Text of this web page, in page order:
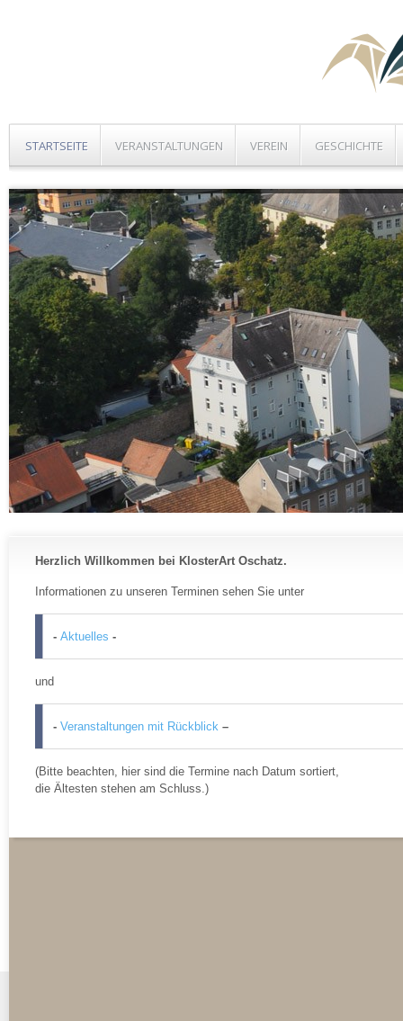
STARTSEITE VERANSTALTUNGEN VEREIN GESCHICHTE
Herzlich Willkommen bei KlosterArt Oschatz.
Informationen zu unseren Terminen sehen Sie unter
- Aktuelles -
und
- Veranstaltungen mit Rückblick –
(Bitte beachten, hier sind die Termine nach Datum sortiert,
die Ältesten stehen am Schluss.)